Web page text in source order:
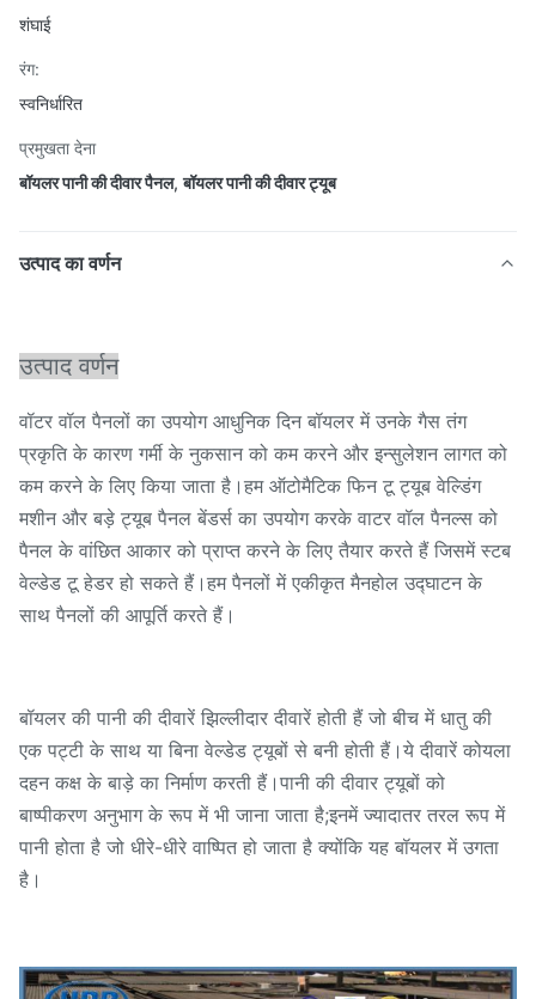
शंघाई
रंग:
स्वनिर्धारित
प्रमुखता देना
बॉयलर पानी की दीवार पैनल,बॉयलर पानी की दीवार ट्यूब
उत्पाद का वर्णन
उत्पाद वर्णन
वॉटर वॉल पैनलों का उपयोग आधुनिक दिन बॉयलर में उनके गैस तंग
प्रकृति के कारण गर्मी के नुकसान को कम करने और इन्सुलेशन लागत को
कम करने के लिए किया जाता है।हम ऑटोमैटिक फिन टू ट्यूब वेल्डिंग
मशीन और बड़े ट्यूब पैनल बेंडर्स का उपयोग करके वाटर वॉल पैनल्स को
पैनल के वांछित आकार को प्राप्त करने के लिए तैयार करते हैं जिसमें स्टब
वेल्डेड टू हेडर हो सकते हैं।हम पैनलों में एकीकृत मैनहोल उद्घाटन के
साथ पैनलों की आपूर्ति करते हैं।
बॉयलर की पानी की दीवारें झिल्लीदार दीवारें होती हैं जो बीच में धातु की
एक पट्टी के साथ या बिना वेल्डेड ट्यूबों से बनी होती हैं।ये दीवारें कोयला
दहन कक्ष के बाड़े का निर्माण करती हैं।पानी की दीवार ट्यूबों को
बाष्पीकरण अनुभाग के रूप में भी जाना जाता है;इनमें ज्यादातर तरल रूप में
पानी होता है जो धीरे-धीरे वाष्पित हो जाता है क्योंकि यह बॉयलर में उगता
है।